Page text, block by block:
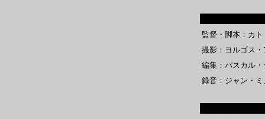
監督・脚本：カ
撮影：ヨルゴス
編集：パスカル
録音：ジャン・